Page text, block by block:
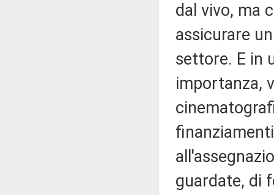
dal vivo, ma
assicurare
settore. E in
importanza,
guardate, di